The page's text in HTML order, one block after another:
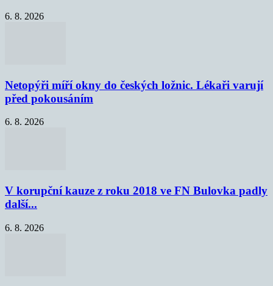
6. 8. 2026
Netopýři míří okny do českých ložnic. Lékaři varují
před pokousáním
6. 8. 2026
V korupční kauze z roku 2018 ve FN Bulovka padly
další...
6. 8. 2026